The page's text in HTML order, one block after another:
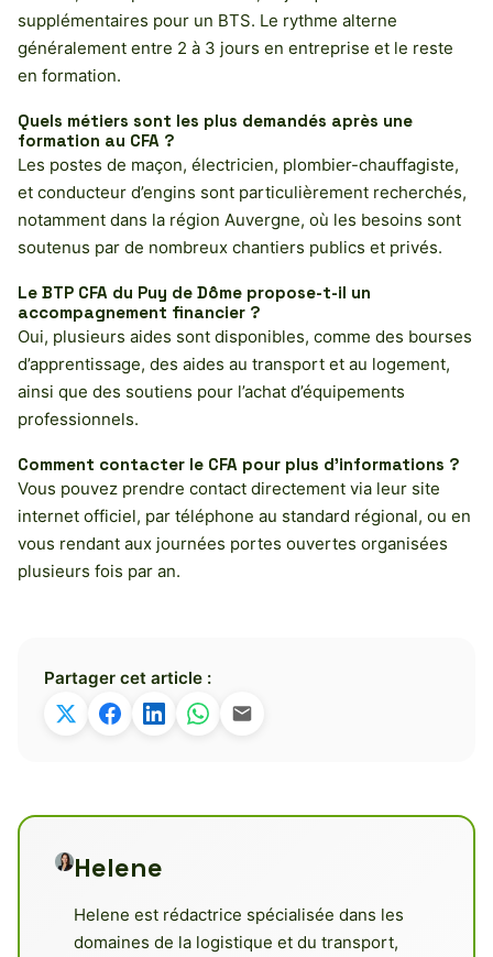
supplémentaires pour un BTS. Le rythme alterne
généralement entre 2 à 3 jours en entreprise et le reste
en formation.
Quels métiers sont les plus demandés après une
formation au CFA ?
Les postes de maçon, électricien, plombier-chauffagiste,
et conducteur d’engins sont particulièrement recherchés,
notamment dans la région Auvergne, où les besoins sont
soutenus par de nombreux chantiers publics et privés.
Le BTP CFA du Puy de Dôme propose-t-il un
accompagnement financier ?
Oui, plusieurs aides sont disponibles, comme des bourses
d’apprentissage, des aides au transport et au logement,
ainsi que des soutiens pour l’achat d’équipements
professionnels.
Comment contacter le CFA pour plus d’informations ?
Vous pouvez prendre contact directement via leur site
internet officiel, par téléphone au standard régional, ou en
vous rendant aux journées portes ouvertes organisées
plusieurs fois par an.
Partager cet article :
Helene
Helene est rédactrice spécialisée dans les
domaines de la logistique et du transport,